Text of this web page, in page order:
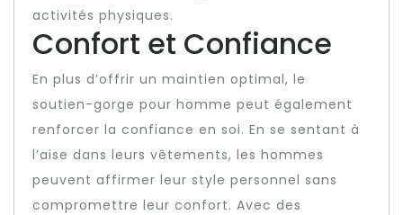
activités physiques.
Confort et Confiance
En plus d’offrir un maintien optimal, le
soutien-gorge pour homme peut également
renforcer la confiance en soi. En se sentant à
l’aise dans leurs vêtements, les hommes
peuvent affirmer leur style personnel sans
compromettre leur confort. Avec des